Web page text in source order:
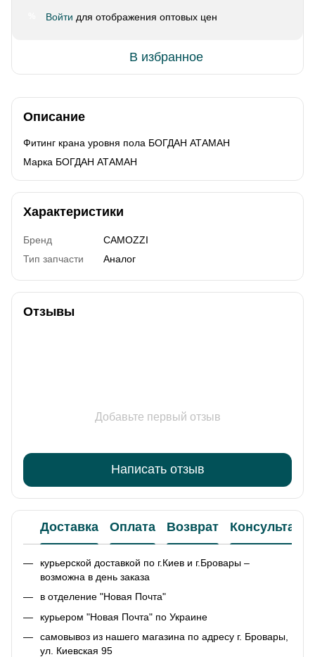
Войти для отображения оптовых цен
В избранное
Описание
Фитинг крана уровня пола БОГДАН АТАМАН
Марка БОГДАН АТАМАН
Характеристики
Бренд
CAMOZZI
Тип запчасти
Аналог
Отзывы
Добавьте первый отзыв
Написать отзыв
Доставка Оплата Возврат
курьерской доставкой по г.Киев и г.Бровары –
возможна в день заказа
в отделение "Новая Почта"
курьером "Новая Почта" по Украине
самовывоз из нашего магазина по адресу г. Бровары,
ул. Киевская 95